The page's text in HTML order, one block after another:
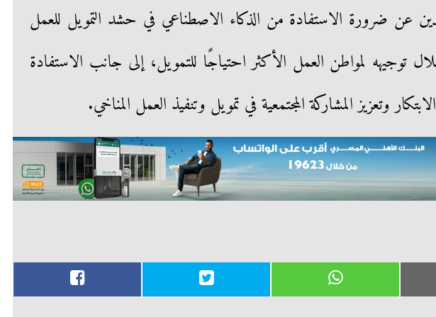
عن ضرورة الاستفادة من الذكاء الاصطناعي في حشد التمويل للعمل
توجيهه لمواطن العمل الأكثر احتياجًا للتمويل، إلى جانب الاستفادة
وتعزيز المشاركة المجتمعية في تمويل وتنفيذ العمل المناخي.